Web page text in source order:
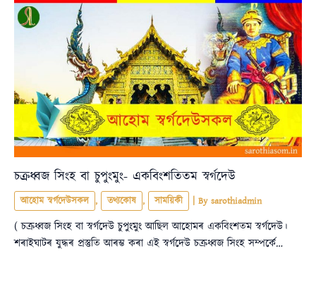
চক্ৰধ্বজ সিংহ বা চুপুংমুং- একবিংশতিতম স্বৰ্গদেউ
আহোম স্বৰ্গদেউসকল , তথ্যকোষ , সাময়িকী | By sarothiadmin
( চক্ৰধ্বজ সিংহ বা স্বৰ্গদেউ চুপুংমুং আছিল আহোমৰ একবিংশতম স্বৰ্গদেউ।
শৰাইঘাটৰ যুদ্ধৰ প্ৰস্তুতি আৰম্ভ কৰা এই স্বৰ্গদেউ চক্ৰধ্বজ সিংহ সম্পৰ্কে…